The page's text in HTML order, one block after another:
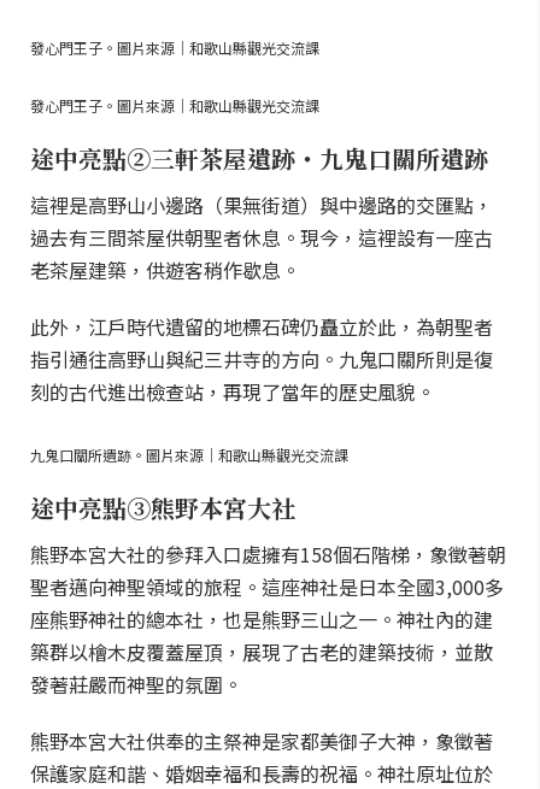
發心門王子。圖片來源｜和歌山縣觀光交流課
發心門王子。圖片來源｜和歌山縣觀光交流課
途中亮點②三軒茶屋遺跡・九鬼口關所遺跡
這裡是高野山小邊路（果無街道）與中邊路的交匯點，
過去有三間茶屋供朝聖者休息。現今，這裡設有一座古
老茶屋建築，供遊客稍作歇息。
此外，江戶時代遺留的地標石碑仍矗立於此，為朝聖者
指引通往高野山與紀三井寺的方向。九鬼口關所則是復
刻的古代進出檢查站，再現了當年的歷史風貌。
九鬼口關所遺跡。圖片來源｜和歌山縣觀光交流課
途中亮點③熊野本宮大社
熊野本宮大社的參拜入口處擁有158個石階梯，象徵著朝
聖者邁向神聖領域的旅程。這座神社是日本全國3,000多
座熊野神社的總本社，也是熊野三山之一。神社內的建
築群以檜木皮覆蓋屋頂，展現了古老的建築技術，並散
發著莊嚴而神聖的氛圍。
熊野本宮大社供奉的主祭神是家都美御子大神，象徵著
保護家庭和諧、婚姻幸福和長壽的祝福。神社原址位於